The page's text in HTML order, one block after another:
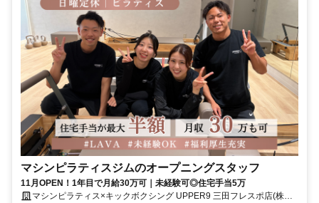
マシンピラティスジムのオープニングスタッフ
11月OPEN！1年目で月給30万可｜未経験可◎住宅手当5万
マシンピラティス×キックボクシング UPPER9 三田フレスポ店(株式